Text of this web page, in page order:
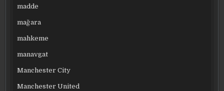
madde
mağara
mahkeme
manavgat
Manchester City
Manchester United